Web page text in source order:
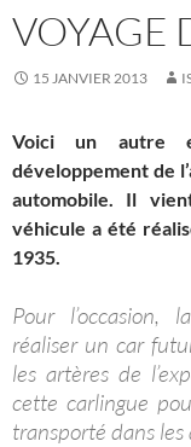
VOYAGE
15 JANVIER 2013
Voici un autre
développement de
automobile. Il
véhicule a été
1935.
Pour l’occasion,
réaliser un car
les artères de
cette carlingue
transporté dans les